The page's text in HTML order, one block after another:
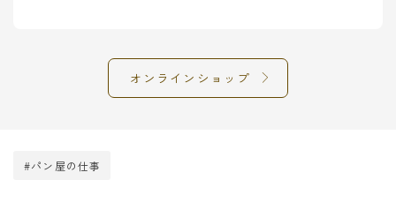
オンラインショップ
#パン屋の仕事